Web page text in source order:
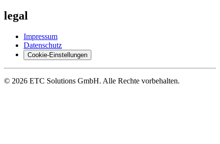
le­gal
Im­pres­sum
Da­ten­schutz
Coo­kie-Ein­stel­lun­gen
© 2026 ETC So­lu­ti­ons GmbH. Alle Rech­te vor­be­hal­ten.